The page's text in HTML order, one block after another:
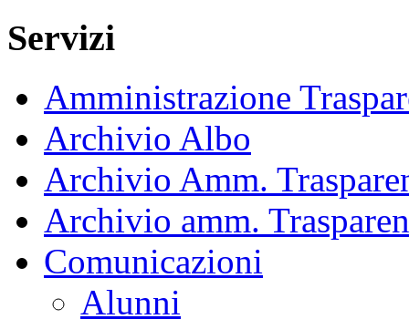
Servizi
Amministrazione
Archivio Albo
Archivio Amm.
Archivio amm.
Comunicazioni
Alunni